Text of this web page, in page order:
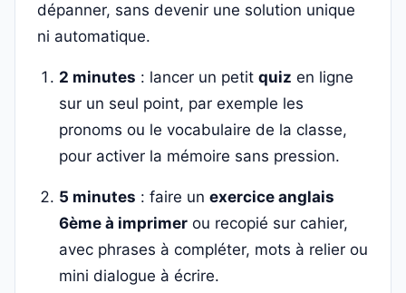
dépanner, sans devenir une solution unique
ni automatique.
2 minutes : lancer un petit quiz en ligne
sur un seul point, par exemple les
pronoms ou le vocabulaire de la classe,
pour activer la mémoire sans pression.
5 minutes : faire un exercice anglais
6ème à imprimer ou recopié sur cahier,
avec phrases à compléter, mots à relier ou
mini dialogue à écrire.